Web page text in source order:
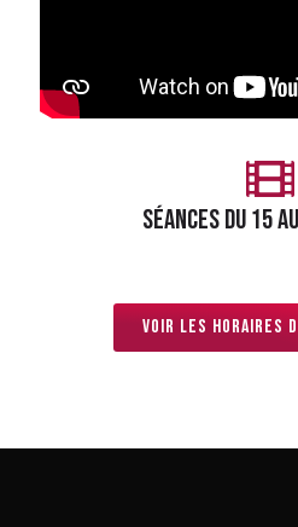
séances du 15
Voir les horaires